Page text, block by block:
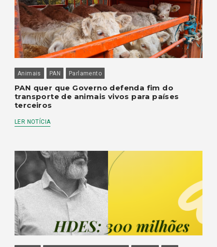
Animais PAN Parlamento
PAN quer que Governo defenda fim do
transporte de animais vivos para países
terceiros
LER NOTÍCIA